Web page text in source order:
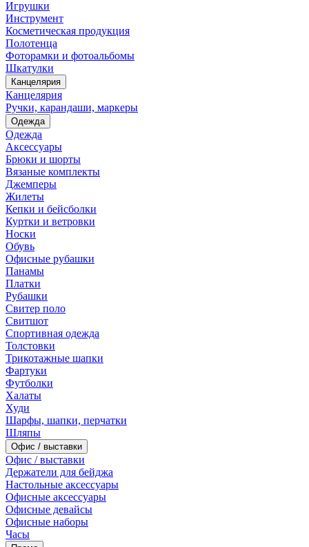
Игрушки
Инструмент
Косметическая продукция
Полотенца
Фоторамки и фотоальбомы
Шкатулки
Канцелярия
Канцелярия
Ручки, карандаши, маркеры
Одежда
Одежда
Аксессуары
Брюки и шорты
Вязаные комплекты
Джемперы
Жилеты
Кепки и бейсболки
Куртки и ветровки
Носки
Обувь
Офисные рубашки
Панамы
Платки
Рубашки
Свитер поло
Свитшот
Спортивная одежда
Толстовки
Трикотажные шапки
Фартуки
Футболки
Халаты
Худи
Шарфы, шапки, перчатки
Шляпы
Офис / выставки
Офис / выставки
Держатели для бейджа
Настольные аксессуары
Офисные аксессуары
Офисные девайсы
Офисные наборы
Часы